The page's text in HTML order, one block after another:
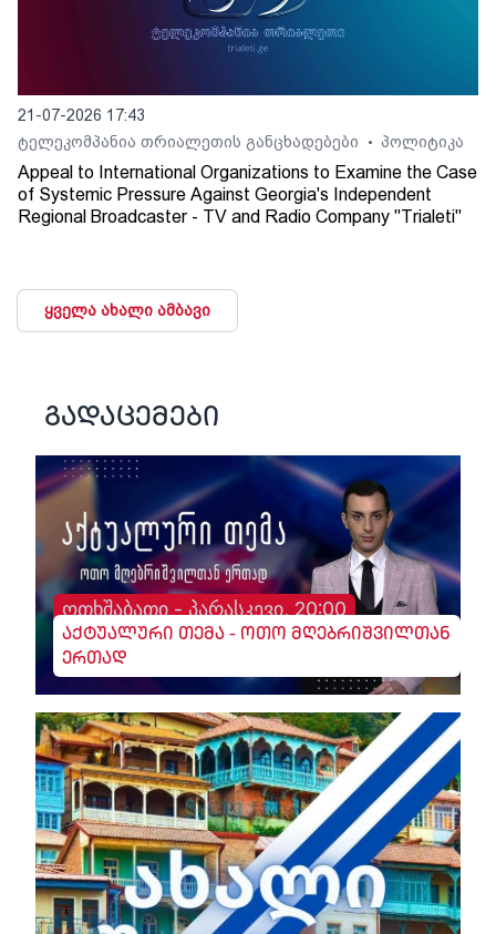
21-07-2026 17:43
ტელეკომპანია თრიალეთის განცხადებები
• პოლიტიკა
Appeal to International Organizations to Examine the Case
of Systemic Pressure Against Georgia's Independent
Regional Broadcaster - TV and Radio Company "Trialeti"
ყველა ახალი ამბავი
გადაცემები
ოთხშაბათი - პარასკევი, 20:00
აქტუალური თემა - ოთო მღებრიშვილთან
ერთად